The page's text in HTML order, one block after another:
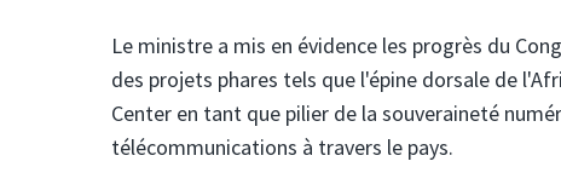
Le ministre a mis en évidence les progrès du
des projets phares tels que l'épine dorsale de
Center en tant que pilier de la souveraineté
télécommunications à travers le pays.